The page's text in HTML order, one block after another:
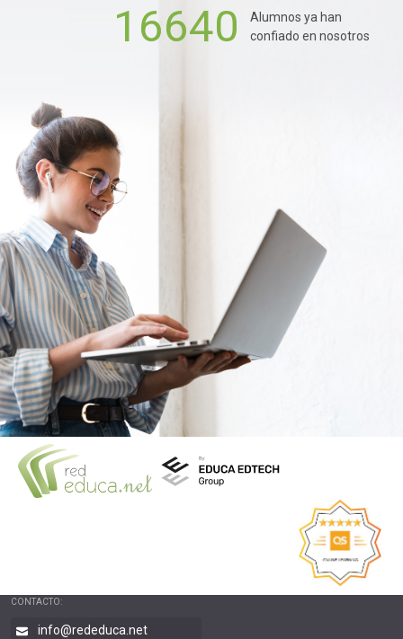
16640
Alumnos ya han
confiado en nosotros
CONTACTO:
info@rededuca.net